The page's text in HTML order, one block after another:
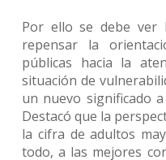
Por ello se debe ver
repensar la
públicas hacia la
situación de
un nuevo significado
Destacó que la
la cifra de adultos
todo, a las mejores